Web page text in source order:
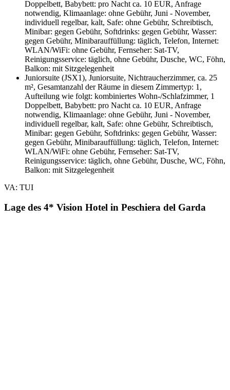
Doppelbett, Babybett: pro Nacht ca. 10 EUR, Anfrage
notwendig, Klimaanlage: ohne Gebühr, Juni - November,
individuell regelbar, kalt, Safe: ohne Gebühr, Schreibtisch,
Minibar: gegen Gebühr, Softdrinks: gegen Gebühr, Wasser:
gegen Gebühr, Minibarauffüllung: täglich, Telefon, Internet:
WLAN/WiFi: ohne Gebühr, Fernseher: Sat-TV,
Reinigungsservice: täglich, ohne Gebühr, Dusche, WC, Föhn,
Balkon: mit Sitzgelegenheit
Juniorsuite (JSX1), Juniorsuite, Nichtraucherzimmer, ca. 25
m², Gesamtanzahl der Räume in diesem Zimmertyp: 1,
Aufteilung wie folgt: kombiniertes Wohn-/Schlafzimmer, 1
Doppelbett, Babybett: pro Nacht ca. 10 EUR, Anfrage
notwendig, Klimaanlage: ohne Gebühr, Juni - November,
individuell regelbar, kalt, Safe: ohne Gebühr, Schreibtisch,
Minibar: gegen Gebühr, Softdrinks: gegen Gebühr, Wasser:
gegen Gebühr, Minibarauffüllung: täglich, Telefon, Internet:
WLAN/WiFi: ohne Gebühr, Fernseher: Sat-TV,
Reinigungsservice: täglich, ohne Gebühr, Dusche, WC, Föhn,
Balkon: mit Sitzgelegenheit
VA: TUI
Lage des 4* Vision Hotel in Peschiera del Garda